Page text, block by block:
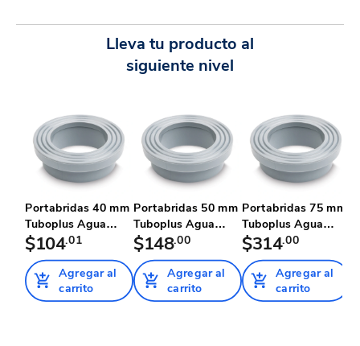
Lleva tu producto al
siguiente nivel
Portabridas 40 mm
Tuboplus Agua
Helada
$104.01
Agregar al
carrito
Portabridas 50 mm
Tuboplus Agua
Helada
$148.00
Agregar al
carrito
Portabridas 75 mm
Tuboplus Agua
Helada
$314.00
Agregar al
carrito